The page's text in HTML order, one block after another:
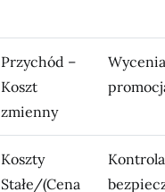
Przychód –
Koszt
zmienny
Koszty
Stałe/(Cena
Kontrola